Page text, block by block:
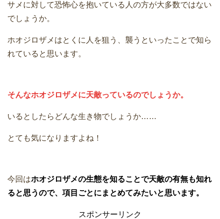
サメに対して恐怖心を抱いている人の方が大多数ではない
でしょうか。
ホオジロザメはとくに人を狙う、襲うといったことで知ら
れていると思います。
そんなホオジロザメに天敵っているのでしょうか。
いるとしたらどんな生き物でしょうか……
とても気になりますよね！
今回はホオジロザメの生態を知ることで天敵の有無も知れ
ると思うので、項目ごとにまとめてみたいと思います。
スポンサーリンク